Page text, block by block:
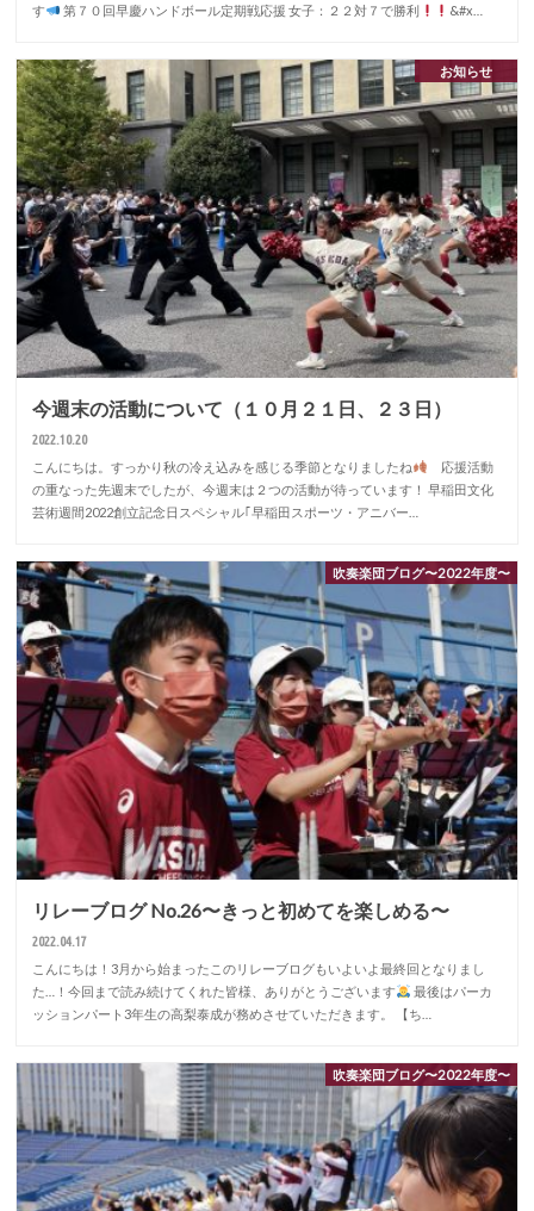
す 第７０回早慶ハンドボール定期戦応援 女子：２２対７で勝利 &#x…
お知らせ
今週末の活動について（１０月２１日、２３日）
2022.10.20
こんにちは。すっかり秋の冷え込みを感じる季節となりましたね
応援活動
の重なった先週末でしたが、今週末は２つの活動が待っています！ 早稲田文化
芸術週間2022創立記念日スペシャル｢早稲田スポーツ・アニバー…
吹奏楽団ブログ〜2022年度〜
リレーブログ No.26〜きっと初めてを楽しめる〜
2022.04.17
こんにちは！3月から始まったこのリレーブログもいよいよ最終回となりまし
た…！今回まで読み続けてくれた皆様、ありがとうございます
最後はパーカ
ッションパート3年生の高梨泰成が務めさせていただきます。 【ち…
吹奏楽団ブログ〜2022年度〜